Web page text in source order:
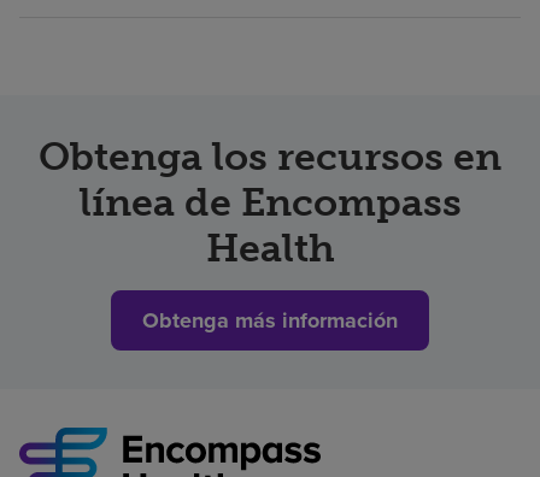
Obtenga los recursos en
línea de Encompass
Health
Obtenga más información